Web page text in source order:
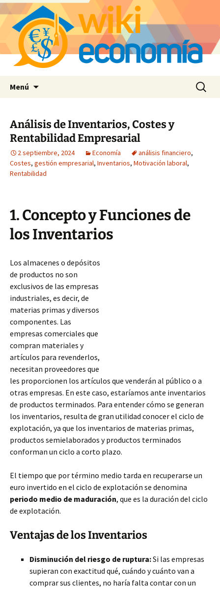
Menú Buscar:
Análisis de Inventarios, Costes y
Rentabilidad Empresarial
2 septiembre, 2024 Economía análisis financiero,
Costes, gestión empresarial, Inventarios, Motivación laboral,
Rentabilidad
1. Concepto y Funciones de
los Inventarios
Los almacenes o depósitos
de productos no son
exclusivos de las empresas
industriales, es decir, de
materias primas y diversos
componentes. Las
empresas comerciales que
compran materiales y
artículos para revenderlos,
necesitan proveedores que
les proporcionen los artículos que venderán al público o a
otras empresas. En este caso, estaríamos ante inventarios
de productos terminados. Para entender cómo se generan
los inventarios, resulta de gran utilidad conocer el ciclo de
explotación, ya que los inventarios de materias primas,
productos semielaborados y productos terminados
conforman un ciclo a corto plazo.
El tiempo que por término medio tarda en recuperarse un
euro invertido en el ciclo de explotación se denomina
periodo medio de maduración, que es la duración del ciclo
de explotación.
Ventajas de los Inventarios
Disminución del riesgo de ruptura:Si las empresas
supieran con exactitud qué, cuándo y cuánto van a
comprar sus clientes, no haría falta contar con un